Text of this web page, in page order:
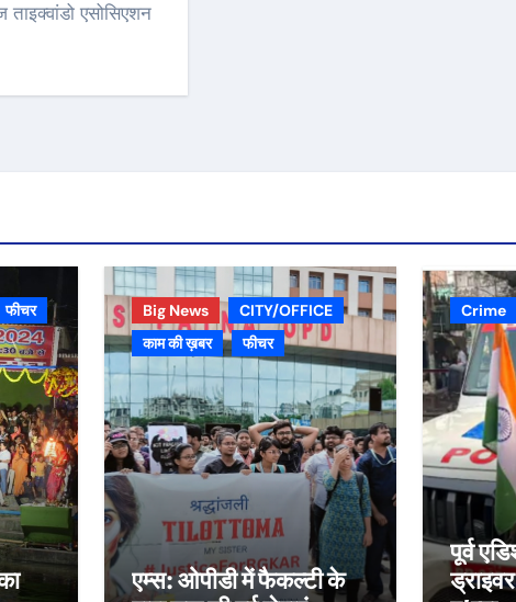
एसोसिएशन
फीचर
Big News
CITY/OFFICE
काम की ख़बर
फीचर
एम्स: ओपीडी में फैकल्टी के
Crime
पूर्व